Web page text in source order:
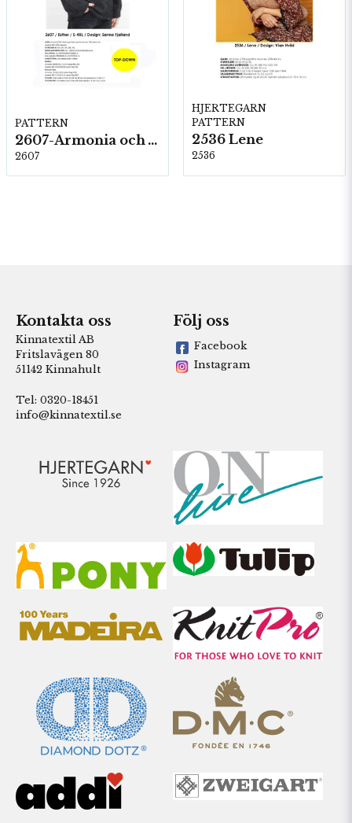
PATTERN
2607-Armonia och Alpaca 400
2607
HJERTEGARN
PATTERN
2536 Lene
2536
Kontakta oss
Kinnatextil AB
Fritslavägen 80
51142 Kinnahult
Tel: 0320-18451
info@kinnatextil.se
Följ oss
Facebook
Instagram